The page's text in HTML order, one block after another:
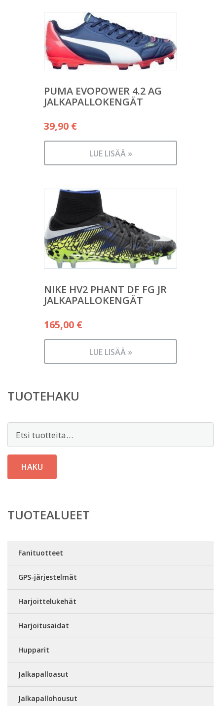
PUMA EVOPOWER 4.2 AG
JALKAPALLOKENGÄT
39,90 €
LUE LISÄÄ »
NIKE HV2 PHANT DF FG JR
JALKAPALLOKENGÄT
165,00 €
LUE LISÄÄ »
TUOTEHAKU
HAKU
TUOTEALUEET
Fanituotteet
GPS-järjestelmät
Harjoittelukehät
Harjoitusaidat
Hupparit
Jalkapalloasut
Jalkapallohousut